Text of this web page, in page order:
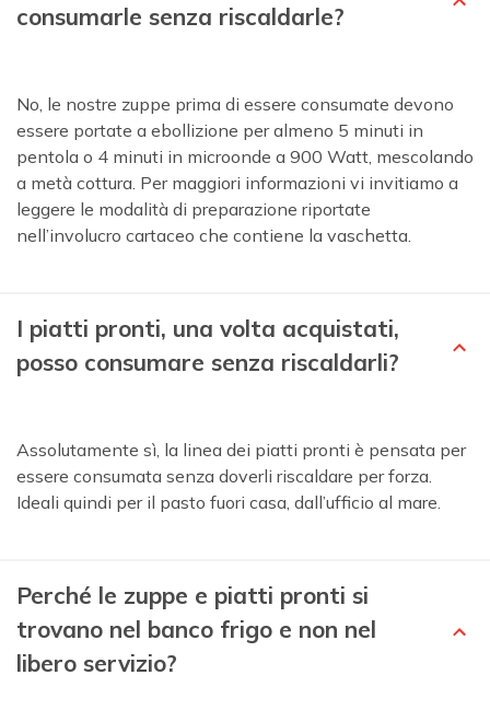
consumarle senza riscaldarle?
No, le nostre zuppe prima di essere consumate devono
essere portate a ebollizione per almeno 5 minuti in
pentola o 4 minuti in microonde a 900 Watt, mescolando
a metà cottura. Per maggiori informazioni vi invitiamo a
leggere le modalità di preparazione riportate
nell’involucro cartaceo che contiene la vaschetta.
I piatti pronti, una volta acquistati,
posso consumare senza riscaldarli?
Assolutamente sì, la linea dei piatti pronti è pensata per
essere consumata senza doverli riscaldare per forza.
Ideali quindi per il pasto fuori casa, dall’ufficio al mare.
Perché le zuppe e piatti pronti si
trovano nel banco frigo e non nel
libero servizio?